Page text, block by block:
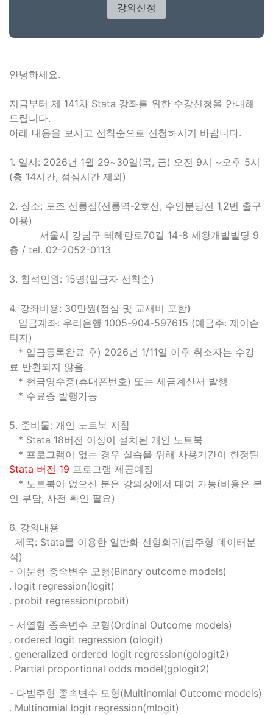
강의신청
안녕하세요.
지금부터 제 141차 Stata 강좌를 위한 수강신청을 안내해
드립니다.
아래 내용을 보시고 선착순으로 신청하시기 바랍니다.
1. 일시: 2026년 1월 29~30일(목, 금) 오전 9시 ~오후 5시
(총 14시간, 점심시간 제외)
2. 장소: 토즈 선릉점(선릉역-2호선, 수인분당선 1,2번 출구
이용)
서울시 강남구 테헤란로70길 14-8 세왕개발빌딩 9
층 / tel. 02-2052-0113
3. 참석인원: 15명(입금자 선착순)
4. 강좌비용: 30만원(점심 및 교재비 포함)
입금계좌: 우리은행 1005-904-597615 (예금주: 제이슨
티지)
* 입금등록완료 후) 2026년 1/11일 이후 취소자는 수강
료 반환되지 않음.
* 현금영수증(휴대폰번호) 또는 세금계산서 발행
* 수료증 발행가능
5. 준비물: 개인 노트북 지참
* Stata 18버전 이상이 설치된 개인 노트북
* 프로그램이 없는 경우 실습을 위해 사용기간이 한정된
Stata 버전 19 프로그램 제공예정
* 노트북이 없으신 분은 강의장에서 대여 가능(비용은 본
인 부담, 사전 확인 필요)
6. 강의내용
제목: Stata를 이용한 일반화 선형회귀(범주형 데이터분
석)
- 이분형 종속변수 모형(Binary outcome models)
. logit regression(logit)
. probit regression(probit)
- 서열형 종속변수 모형(Ordinal Outcome models)
. ordered logit regression (ologit)
. generalized ordered logit regression(gologit2)
. Partial proportional odds model(gologit2)
- 다범주형 종속변수 모형(Multinomial Outcome models)
. Multinomial logit regression(mlogit)